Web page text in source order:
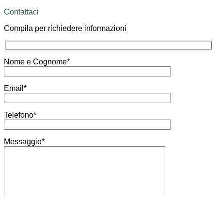
Contattaci
Compila per richiedere informazioni
Nome e Cognome*
Email*
Telefono*
Messaggio*